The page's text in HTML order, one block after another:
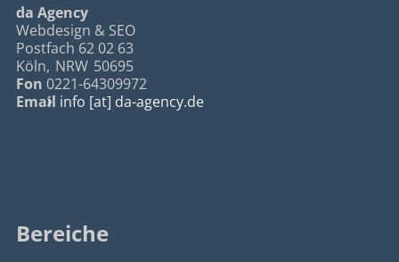
da Agency
Webdesign & SEO
Postfach 62 02 63
Köln, NRW 50695
Fon 0221-64309972
Email info [at] da-agency.de
Bereiche